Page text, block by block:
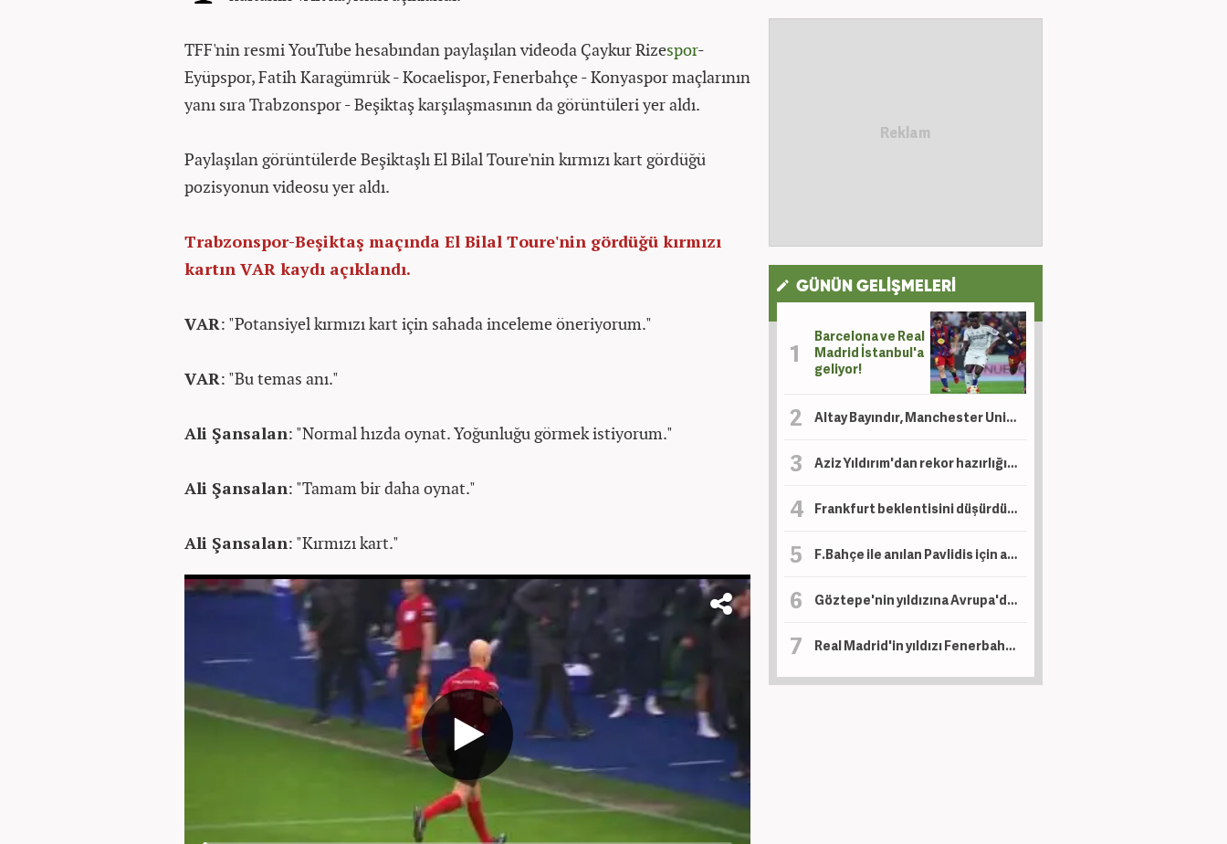
TFF'nin resmi YouTube hesabından paylaşılan videoda Çaykur Rizespor-
Eyüpspor, Fatih Karagümrük - Kocaelispor, Fenerbahçe - Konyaspor maçlarının
yanı sıra Trabzonspor - Beşiktaş karşılaşmasının da görüntüleri yer aldı.
Paylaşılan görüntülerde Beşiktaşlı El Bilal Toure'nin kırmızı kart gördüğü
pozisyonun videosu yer aldı.
Trabzonspor-Beşiktaş maçında El Bilal Toure'nin gördüğü kırmızı
kartın VAR kaydı açıklandı.
VAR: "Potansiyel kırmızı kart için sahada inceleme öneriyorum."
VAR: "Bu temas anı."
Ali Şansalan: "Normal hızda oynat. Yoğunluğu görmek istiyorum."
Ali Şansalan: "Tamam bir daha oynat."
Ali Şansalan: "Kırmızı kart."
GÜNÜN GELİŞMELERİ
Barcelona ve Real
Madrid İstanbul'a
geliyor!
Altay Bayındır, Manchester United'dan ayrıldı! Yeni durağı LaLiga oldu
Aziz Yıldırım'dan rekor hazırlığı! Fenerbahçe tarihinin en pahalı transferini yapabilir
Frankfurt beklentisini düşürdü! G.Saray, Can için teklifini yükseltti
F.Bahçe ile anılan Pavlidis için ayrılık sorusuna kaçamak cevap
Göztepe'nin yıldızına Avrupa'dan sürpriz talip! Kasa yine dolacak
Real Madrid'in yıldızı Fenerbahçe için kararını verdi!